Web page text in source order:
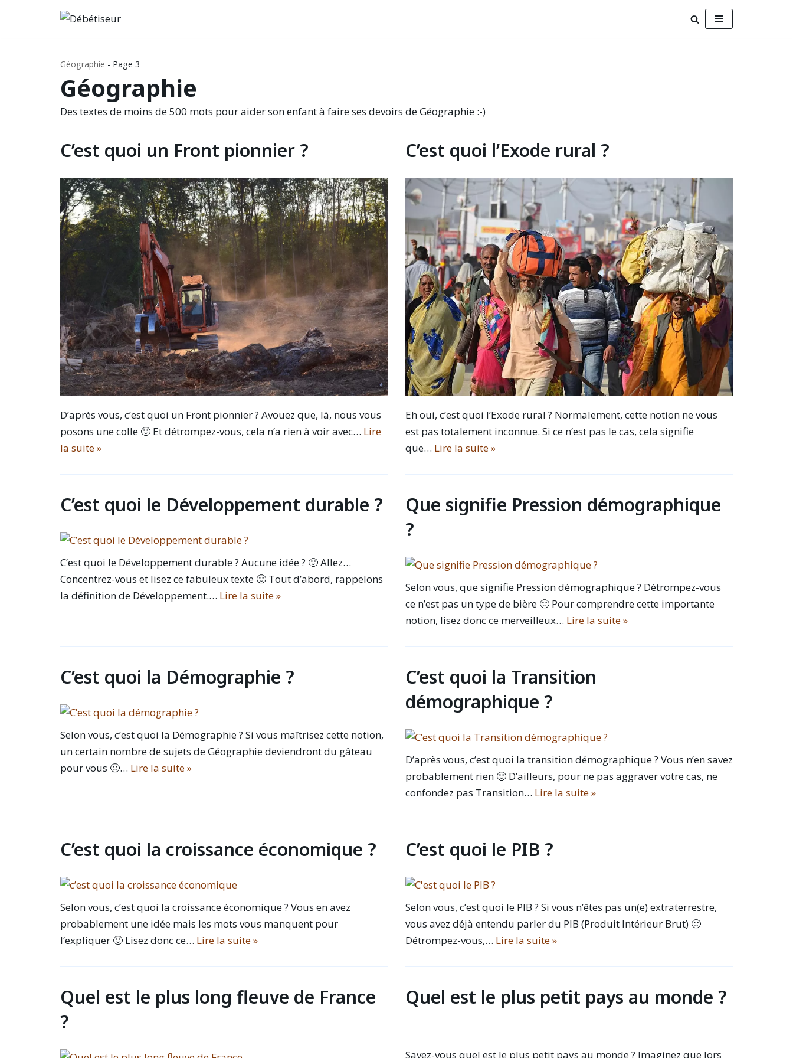
Géographie - Page 3
Géographie
Des textes de moins de 500 mots pour aider son enfant à faire ses devoirs de Géographie :-)
C’est quoi un Front pionnier ?
D’après vous, c’est quoi un Front pionnier ? Avouez que, là, nous vous
posons une colle 🙂 Et détrompez-vous, cela n’a rien à voir avec… Lire
la suite »
C’est quoi l’Exode rural ?
Eh oui, c’est quoi l’Exode rural ? Normalement, cette notion ne vous
est pas totalement inconnue. Si ce n’est pas le cas, cela signifie
que… Lire la suite »
C’est quoi le Développement durable ?
C’est quoi le Développement durable ? Aucune idée ? 🙂 Allez…
Concentrez-vous et lisez ce fabuleux texte 🙂 Tout d’abord, rappelons
la définition de Développement.… Lire la suite »
Que signifie Pression démographique
?
Selon vous, que signifie Pression démographique ? Détrompez-vous
ce n’est pas un type de bière 🙂 Pour comprendre cette importante
notion, lisez donc ce merveilleux… Lire la suite »
C’est quoi la Démographie ?
Selon vous, c’est quoi la Démographie ? Si vous maîtrisez cette notion,
un certain nombre de sujets de Géographie deviendront du gâteau
pour vous 🙂… Lire la suite »
C’est quoi la Transition
démographique ?
D’après vous, c’est quoi la transition démographique ? Vous n’en savez
probablement rien 🙂 D’ailleurs, pour ne pas aggraver votre cas, ne
confondez pas Transition… Lire la suite »
C’est quoi la croissance économique ?
Selon vous, c’est quoi la croissance économique ? Vous en avez
probablement une idée mais les mots vous manquent pour
l’expliquer 🙂 Lisez donc ce… Lire la suite »
C’est quoi le PIB ?
Selon vous, c’est quoi le PIB ? Si vous n’êtes pas un(e) extraterrestre,
vous avez déjà entendu parler du PIB (Produit Intérieur Brut) 🙂
Détrompez-vous,… Lire la suite »
Quel est le plus long fleuve de France
?
Quel est le plus petit pays au monde ?
Savez-vous quel est le plus petit pays au monde ? Imaginez que lors